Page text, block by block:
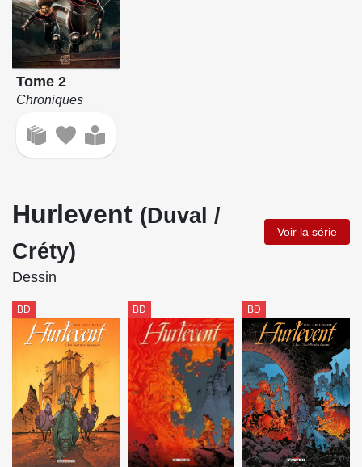
Tome 2
Chroniques
Hurlevent (Duval /
Créty)
Voir la série
Dessin
BD BD BD